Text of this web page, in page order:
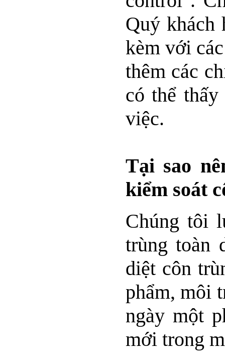
Quý khách
kèm với
thêm các
có thể
việc.
Tại sao
kiểm soát
Chúng tôi
trùng toàn
diệt côn
phẩm, môi
ngày một
mới trong